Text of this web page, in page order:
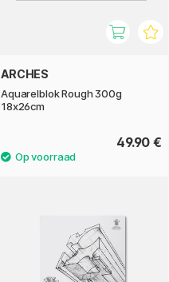
ARCHES
Aquarelblok Rough 300g
18x26cm
49.90 €